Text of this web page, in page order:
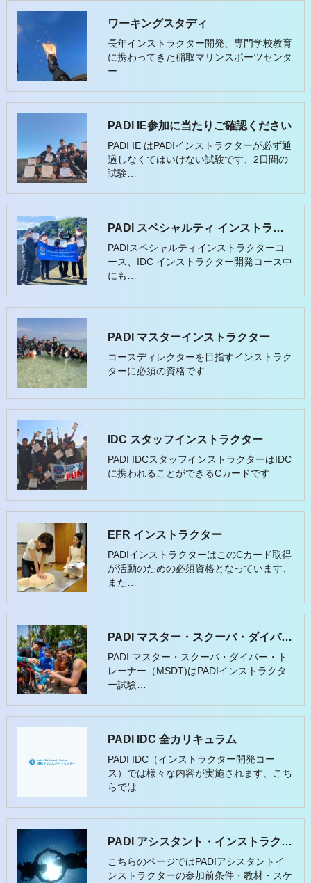
ワーキングスタディ
長年インストラクター開発、専門学校教育
に携わってきた稲取マリンスポーツセンタ
ー…
PADI IE参加に当たりご確認ください
PADI IE はPADIインストラクターが必ず通
過しなくてはいけない試験です、2日間の
試験…
PADI スペシャルティ インストラクター
PADIスペシャルティインストラクターコ
ース、IDC インストラクター開発コース中
にも…
PADI マスターインストラクター
コースディレクターを目指すインストラク
ターに必須の資格です
IDC スタッフインストラクター
PADI IDCスタッフインストラクターはIDC
に携われることができるCカードです
EFR インストラクター
PADIインストラクターはこのCカード取得
が活動のための必須資格となっています、
また…
PADI マスター・スクーバ・ダイバー・トレーナー
PADI マスター・スクーバ・ダイバー・ト
レーナー（MSDT)はPADIインストラクタ
ー試験…
PADI IDC 全カリキュラム
PADI IDC（インストラクター開発コー
ス）では様々な内容が実施されます、こち
らでは…
PADI アシスタント・インストラクター
こちらのページではPADIアシスタントイ
ンストラクターの参加前条件・教材・スケ